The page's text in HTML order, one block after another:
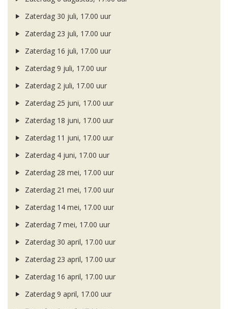
Zaterdag 30 juli, 17.00 uur
Zaterdag 23 juli, 17.00 uur
Zaterdag 16 juli, 17.00 uur
Zaterdag 9 juli, 17.00 uur
Zaterdag 2 juli, 17.00 uur
Zaterdag 25 juni, 17.00 uur
Zaterdag 18 juni, 17.00 uur
Zaterdag 11 juni, 17.00 uur
Zaterdag 4 juni, 17.00 uur
Zaterdag 28 mei, 17.00 uur
Zaterdag 21 mei, 17.00 uur
Zaterdag 14 mei, 17.00 uur
Zaterdag 7 mei, 17.00 uur
Zaterdag 30 april, 17.00 uur
Zaterdag 23 april, 17.00 uur
Zaterdag 16 april, 17.00 uur
Zaterdag 9 april, 17.00 uur